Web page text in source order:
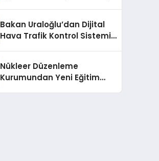
Bakan Uraloğlu’dan Dijital
Hava Trafik Kontrol Sistemi
Nükleer Düzenleme
Kurumundan Yeni Eğitim